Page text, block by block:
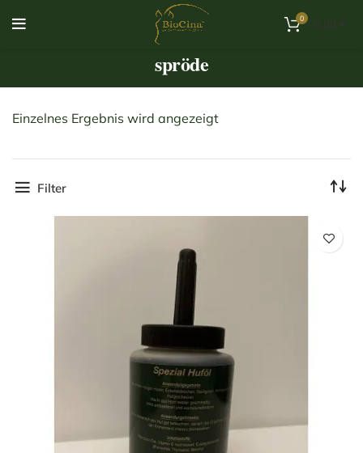
0 /
spröde
Einzelnes Ergebnis wird angezeigt
Filter